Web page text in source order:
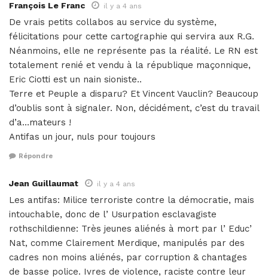
François Le Franc il y a 4 ans
De vrais petits collabos au service du système,
félicitations pour cette cartographie qui servira aux R.G.
Néanmoins, elle ne représente pas la réalité. Le RN est
totalement renié et vendu à la république maçonnique,
Eric Ciotti est un nain sioniste..
Terre et Peuple a disparu? Et Vincent Vauclin? Beaucoup
d’oublis sont à signaler. Non, décidément, c’est du travail
d’a…mateurs !
Antifas un jour, nuls pour toujours
Répondre
Jean Guillaumat il y a 4 ans
Les antifas: Milice terroriste contre la démocratie, mais
intouchable, donc de l’ Usurpation esclavagiste
rothschildienne: Très jeunes aliénés à mort par l’ Educ’
Nat, comme Clairement Merdique, manipulés par des
cadres non moins aliénés, par corruption & chantages
de basse police. Ivres de violence, raciste contre leur